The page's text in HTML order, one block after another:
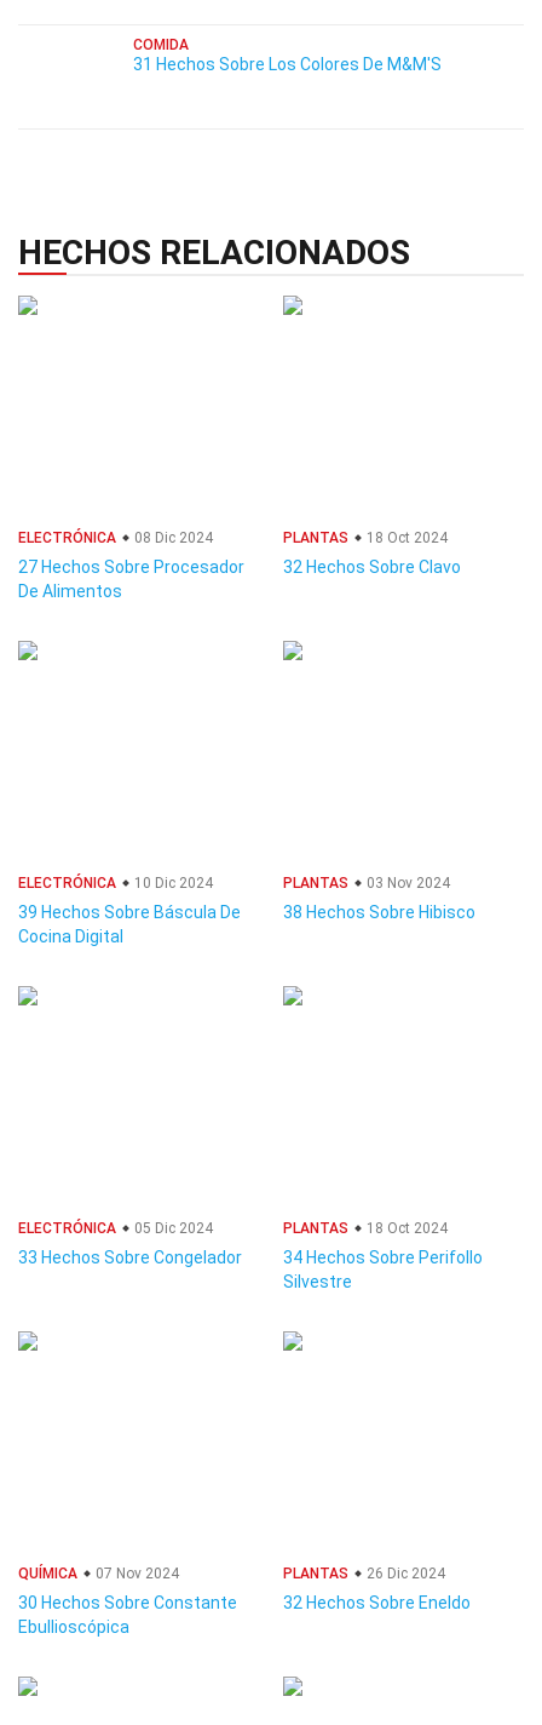
COMIDA
31 Hechos Sobre Los Colores De M&M'S
HECHOS RELACIONADOS
ELECTRÓNICA 08 Dic 2024
27 Hechos Sobre Procesador
De Alimentos
PLANTAS 18 Oct 2024
32 Hechos Sobre Clavo
ELECTRÓNICA 10 Dic 2024
39 Hechos Sobre Báscula De
Cocina Digital
PLANTAS 03 Nov 2024
38 Hechos Sobre Hibisco
ELECTRÓNICA 05 Dic 2024
33 Hechos Sobre Congelador
PLANTAS 18 Oct 2024
34 Hechos Sobre Perifollo
Silvestre
QUÍMICA 07 Nov 2024
30 Hechos Sobre Constante
Ebullioscópica
PLANTAS 26 Dic 2024
32 Hechos Sobre Eneldo